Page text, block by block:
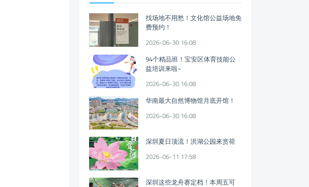
找场地不用愁！文化馆公益场地免
费预约！
2026-06-30 16:08
94个精品班！宝安区体育技能公
益培训来啦~
2026-06-30 16:08
华南最大自然博物馆月底开馆！
2026-06-30 16:08
深圳夏日顶流！洪湖公园来赏荷
2026-06-11 17:58
深圳这些龙舟赛定档！本周五可